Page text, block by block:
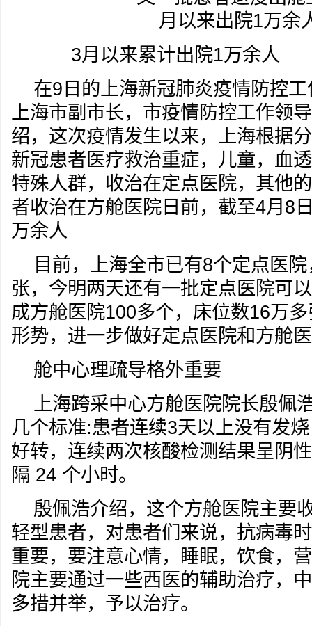
3月以来累计出院1万余人
在9日的上海新冠肺炎疫情防控
上海市副市长，市疫情防控工作领
绍，这次疫情发生以来，上海根据
新冠患者医疗救治重症，儿童，血
特殊人群，收治在定点医院，其他
者收治在方舱医院日前，截至4月8
万余人
目前，上海全市已有8个定点医
张，今明两天还有一批定点医院可
成方舱医院100多个，床位数16万
形势，进一步做好定点医院和方舱
舱中心理疏导格外重要
上海跨采中心方舱医院院长殷佩
几个标准:患者连续3天以上没有发
好转，连续两次核酸检测结果呈阴
隔 24 个小时。
殷佩浩介绍，这个方舱医院主要
轻型患者，对患者们来说，抗病毒
重要，要注意心情，睡眠，饮食，
院主要通过一些西医的辅助治疗，
多措并举，予以治疗。